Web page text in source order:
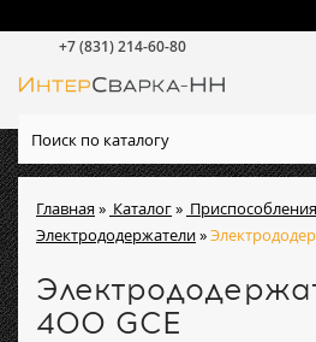
Главная» Каталог»
Электрододержатели»
400 GCE
+7 (831) 214-60-80